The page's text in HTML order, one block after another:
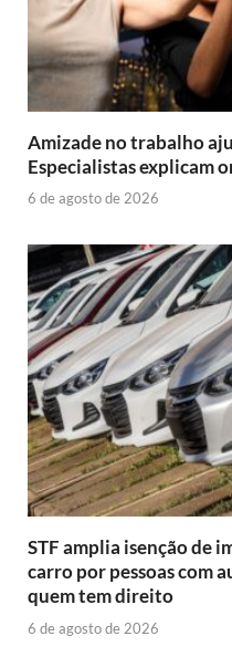
Amizade no trabalho
Especialistas explicam
6 de agosto de 2026
STF amplia isenção de
carro por pessoas com
quem tem direito
6 de agosto de 2026